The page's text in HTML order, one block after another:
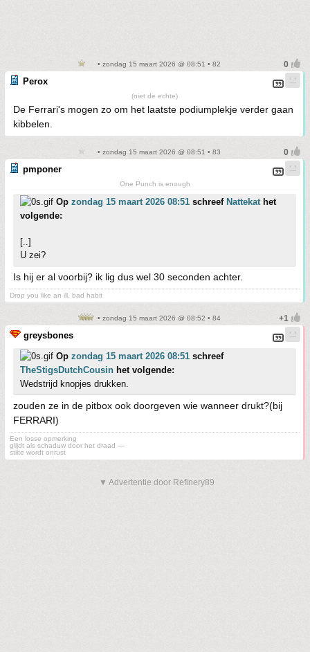
• zondag 15 maart 2026 @ 08:51 • 82
Perox
(niet de echte)
De Ferrari's mogen zo om het laatste podiumplekje verder gaan
kibbelen.
• zondag 15 maart 2026 @ 08:51 • 83
pmponer
One Punch is enough
Op zondag 15 maart 2026 08:51 schreef Nattekathet
volgende:
[..]
U zei?
Is hij er al voorbij? ik lig dus wel 30 seconden achter.
Drop you like an ill, bad habit
• zondag 15 maart 2026 @ 08:52 • 84
greysbones
Op zondag 15 maart 2026 08:51 schreef
TheStigsDutchCousin het volgende:
Wedstrijd knopjes drukken.
zouden ze in de pitbox ook doorgeven wie wanneer drukt?(bij
FERRARI)
Een losse opmerking
glijdt als schaduw door het draad —
stilte wordt onrust
▼ Advertentie door Refinery89